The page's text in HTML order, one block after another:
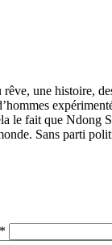
une histoire,
fait que Ndong
Sans parti